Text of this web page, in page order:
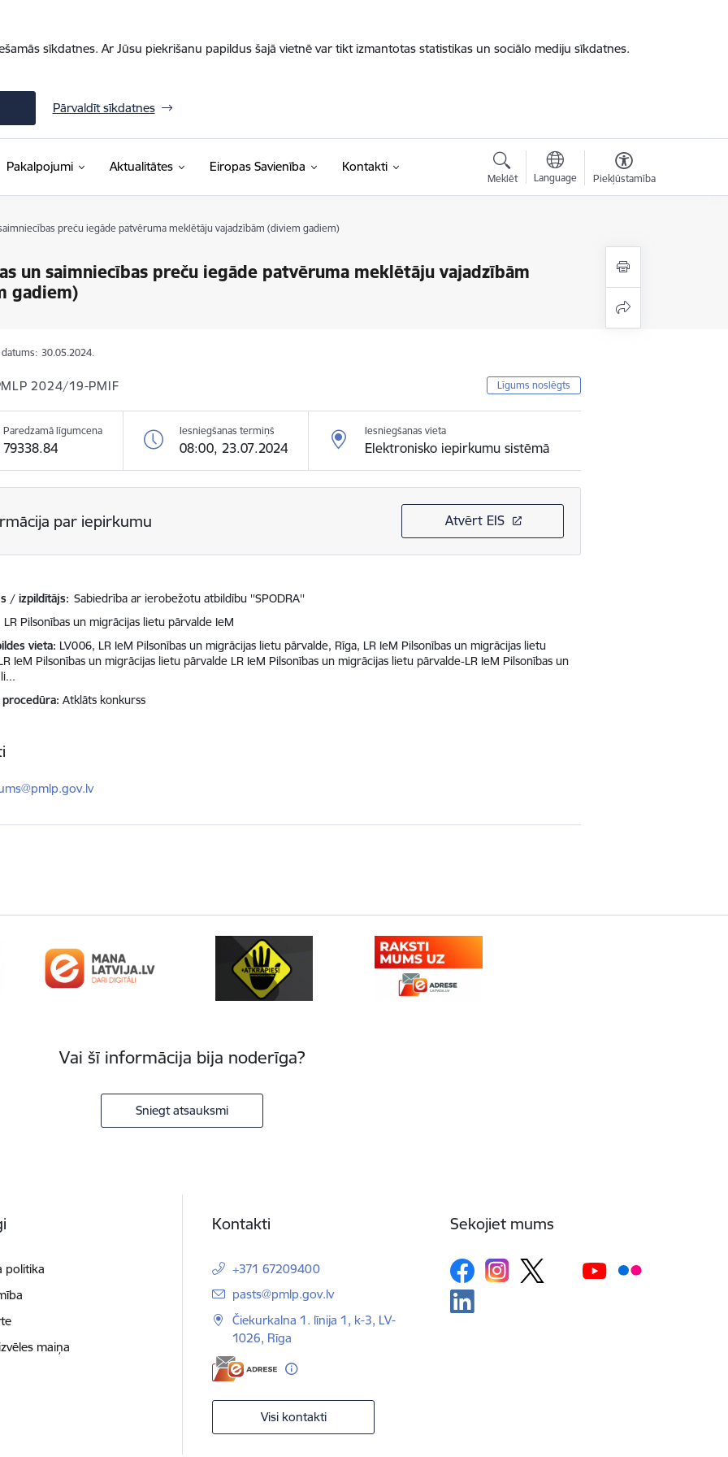
sīkdatnes. Ar Jūsu piekrišanu papildus šajā vietnē var tikt izmantotas statistikas un sociālo mediju sīkdatnes.
Pārvaldīt sīkdatnes
Pakalpojumi Aktualitātes Eiropas Savienība Kontakti
Meklēt Language Piekļūstamība
preču iegāde patvēruma meklētāju vajadzībām (diviem gadiem)
un saimniecības preču iegāde patvēruma meklētāju vajadzībām
gadiem)
30.05.2024.
2024/19-PMIF Līgums noslēgts
Paredzamā līgumcena
79338.84
Iesniegšanas termiņš
08:00, 23.07.2024
Iesniegšanas vieta
Elektronisko iepirkumu sistēmā
par iepirkumu Atvērt EIS
/ izpildītājs: Sabiedrība ar ierobežotu atbildību ''SPODRA''
LR Pilsonības un migrācijas lietu pārvalde IeM
vieta LV006, LR IeM Pilsonības un migrācijas lietu pārvalde, Rīga, LR IeM Pilsonības un migrācijas lietu
IeM Pilsonības un migrācijas lietu pārvalde LR IeM Pilsonības un migrācijas lietu pārvalde-LR IeM Pilsonības un
Atklāts konkurss
Vai šī informācija bija noderīga?
Sniegt atsauksmi
politika
maiņa
Kontakti
+371 67209400
E-pasts:
pasts@pmlp.gov.lv
Čiekurkalna 1. līnija 1, k-3, LV-
1026, Rīga
Visi kontakti
Sekojiet mums